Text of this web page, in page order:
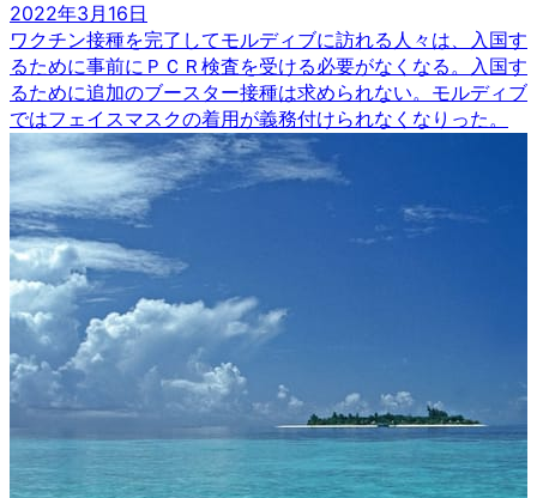
2022年3月16日
ワクチン接種を完了してモルディブに訪れる人々は、入国す
るために事前にＰＣＲ検査を受ける必要がなくなる。入国す
るために追加のブースター接種は求められない。モルディブ
ではフェイスマスクの着用が義務付けられなくなりった。